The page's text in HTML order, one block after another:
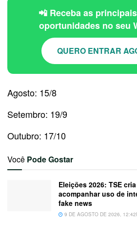
📲 Receba as
oportunidades no seu
QUERO ENTRAR
Agosto: 15/8
Setembro: 19/9
Outubro: 17/10
Você Pode Gostar
Eleições 2026: TSE
acompanhar uso de
fake news
9 DE AGOSTO DE 2026,